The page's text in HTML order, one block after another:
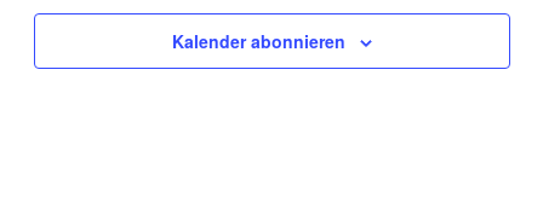
Kalender abonnieren